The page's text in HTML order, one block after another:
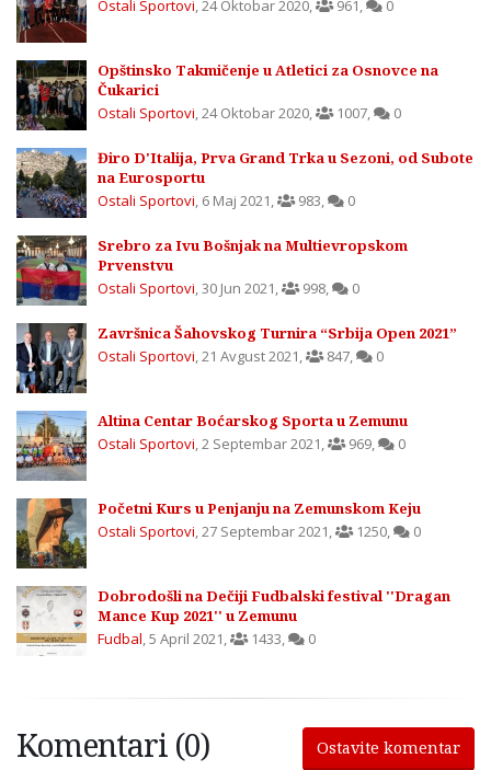
Ostali Sportovi,24 Oktobar 2020, 961, 0
Opštinsko Takmičenje u Atletici za Osnovce na
Čukarici
Ostali Sportovi,24 Oktobar 2020, 1007, 0
Điro D'Italija, Prva Grand Trka u Sezoni, od Subote
na Eurosportu
Ostali Sportovi, 6 Maj 2021, 983, 0
Srebro za Ivu Bošnjak na Multievropskom
Prvenstvu
Ostali Sportovi,30 Jun 2021, 998, 0
Završnica Šahovskog Turnira “Srbija Open 2021”
Ostali Sportovi,21 Avgust 2021, 847, 0
Altina Centar Boćarskog Sporta u Zemunu
Ostali Sportovi,2 Septembar 2021, 969, 0
Početni Kurs u Penjanju na Zemunskom Keju
Ostali Sportovi,27 Septembar 2021, 1250, 0
Dobrodošli na Dečiji Fudbalski festival ''Dragan
Mance Kup 2021'' u Zemunu
Fudbal,5 April 2021, 1433, 0
Komentari (0) Ostavite komentar